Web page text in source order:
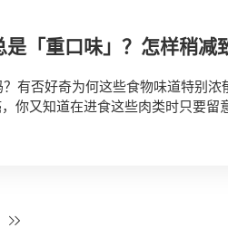
「重口味」？怎样稍减
有否好奇为何这些食物味道特别浓
你又知道在进食这些肉类时只要留
下一页